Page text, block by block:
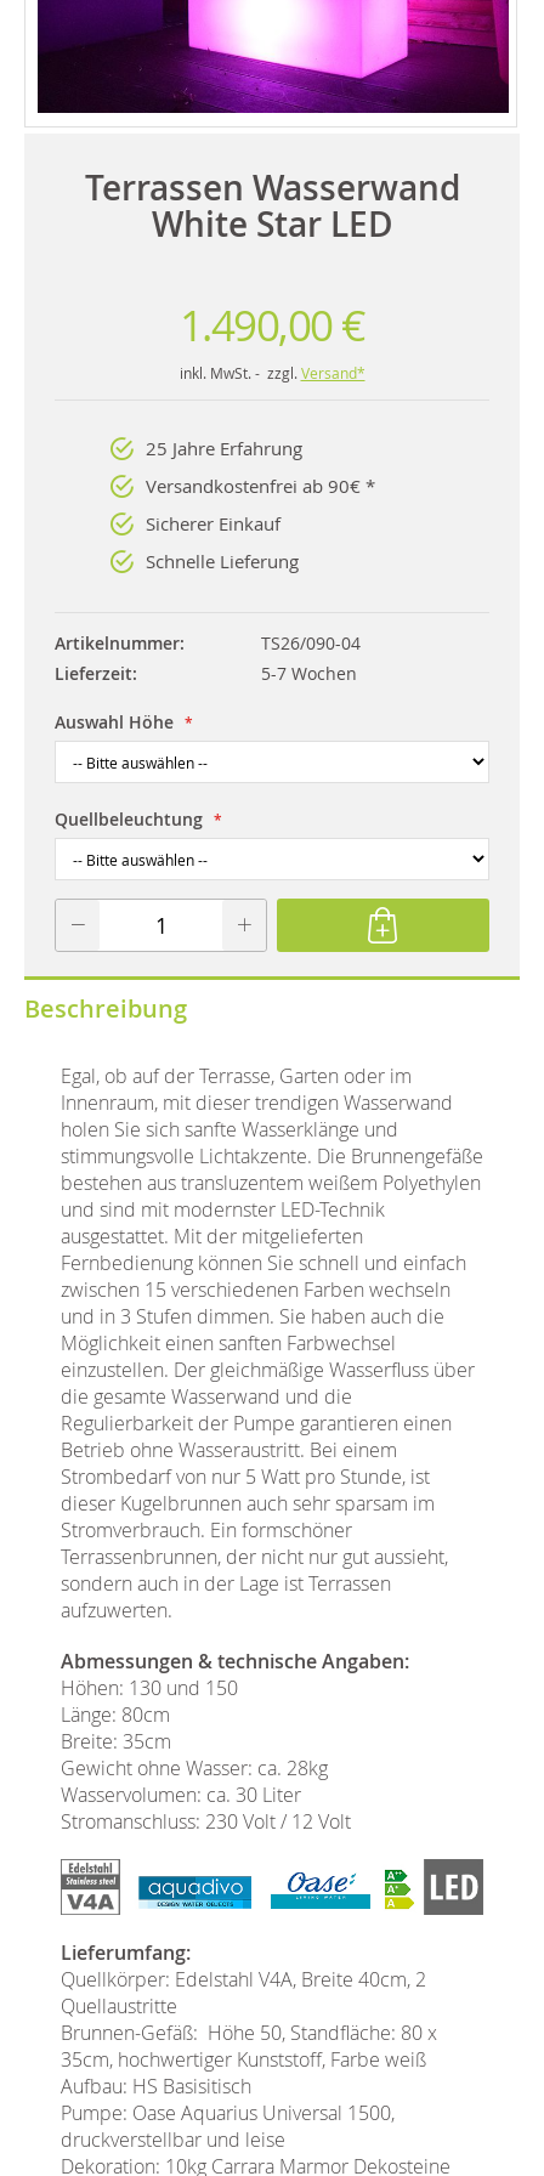
Terrassen Wasserwand
White Star LED
1.490,00 €
inkl. MwSt. - zzgl. Versand*
25 Jahre Erfahrung
Versandkostenfrei ab 90€ *
Sicherer Einkauf
Schnelle Lieferung
Artikelnummer
TS26/090-04
Lieferzeit
5-7 Wochen
Auswahl Höhe
Quellbeleuchtung
Beschreibung
Egal, ob auf der Terrasse, Garten oder im
Innenraum, mit dieser trendigen Wasserwand
holen Sie sich sanfte Wasserklänge und
stimmungsvolle Lichtakzente. Die Brunnengefäße
bestehen aus transluzentem weißem Polyethylen
und sind mit modernster LED-Technik
ausgestattet. Mit der mitgelieferten
Fernbedienung können Sie schnell und einfach
zwischen 15 verschiedenen Farben wechseln
und in 3 Stufen dimmen. Sie haben auch die
Möglichkeit einen sanften Farbwechsel
einzustellen. Der gleichmäßige Wasserfluss über
die gesamte Wasserwand und die
Regulierbarkeit der Pumpe garantieren einen
Betrieb ohne Wasseraustritt. Bei einem
Strombedarf von nur 5 Watt pro Stunde, ist
dieser Kugelbrunnen auch sehr sparsam im
Stromverbrauch. Ein formschöner
Terrassenbrunnen, der nicht nur gut aussieht,
sondern auch in der Lage ist Terrassen
aufzuwerten.
Abmessungen & technische Angaben:
Höhen: 130 und 150
Länge: 80cm
Breite: 35cm
Gewicht ohne Wasser: ca. 28kg
Wasservolumen: ca. 30 Liter
Stromanschluss: 230 Volt / 12 Volt
Lieferumfang:
Quellkörper: Edelstahl V4A, Breite 40cm, 2
Quellaustritte
Brunnen-Gefäß: Höhe 50, Standfläche: 80 x
35cm, hochwertiger Kunststoff, Farbe weiß
Aufbau: HS Basisitisch
Pumpe: Oase Aquarius Universal 1500,
druckverstellbar und leise
Dekoration: 10kg Carrara Marmor Dekosteine